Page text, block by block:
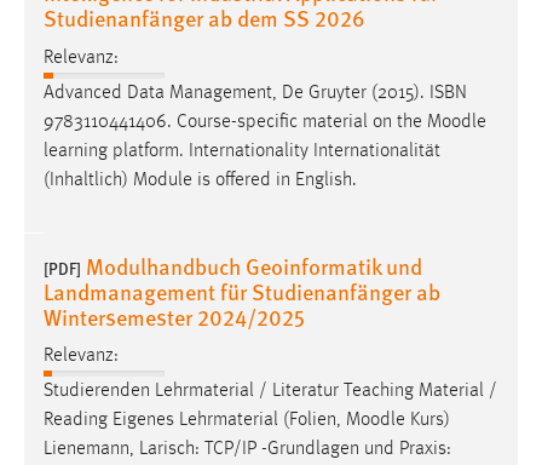
Studienanfänger ab dem SS 2026
Relevanz:
Advanced Data Management, De Gruyter (2015). ISBN
9783110441406. Course-specific material on the Moodle
learning platform. Internationality Internationalität
(Inhaltlich) Module is offered in English.
[PDF] Modulhandbuch Geoinformatik und
Landmanagement für Studienanfänger ab
Wintersemester 2024/2025
Relevanz:
Studierenden Lehrmaterial / Literatur Teaching Material /
Reading Eigenes Lehrmaterial (Folien, Moodle Kurs)
Lienemann, Larisch: TCP/IP -Grundlagen und Praxis:
Conversion-Tracking
Cookie Laufzeit:
3 Monate
Facebook Pixel
Anbieter:
Facebook
Zweck:
Conversion-Tracking
Cookie Laufzeit:
3 Monate